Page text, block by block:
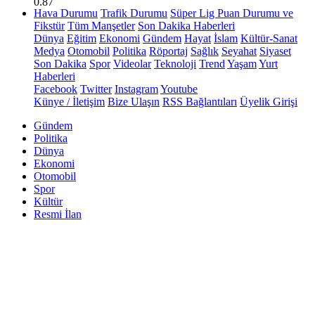
Hava Durumu Trafik Durumu Süper Lig Puan Durumu ve
Fikstür Tüm Manşetler Son Dakika Haberleri
Dünya Eğitim Ekonomi Gündem Hayat İslam Kültür-Sanat
Medya Otomobil Politika Röportaj Sağlık Seyahat Siyaset
Son Dakika Spor Videolar Teknoloji Trend YaşamYurt
Haberleri
Facebook Twitter InstagramYoutube
Künye / İletişim Bize Ulaşın RSS Bağlantıları Üyelik Girişi
Gündem
Politika
Dünya
Ekonomi
Otomobil
Spor
Kültür
Resmi İlan